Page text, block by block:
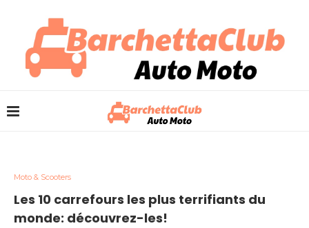
Moto & Scooters
Les 10 carrefours les plus terrifiants du
monde: découvrez-les!